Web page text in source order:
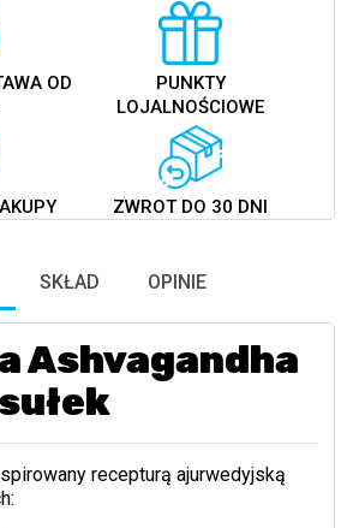
OD
PUNKTY
LOJALNOŚCIOWE
ZWROT DO 30 DNI
SKŁAD OPINIE
Ashvagandha
recepturą ajurwedyjską